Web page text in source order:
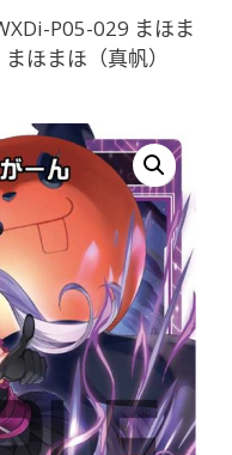
P05-029 まほま
ほまほ（真帆）